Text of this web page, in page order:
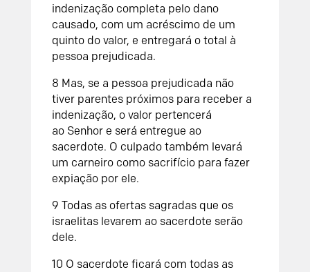
indenização completa pelo dano
causado, com um acréscimo de um
quinto do valor, e entregará o total à
pessoa prejudicada.
8 Mas, se a pessoa prejudicada não
tiver parentes próximos para receber a
indenização, o valor pertencerá
ao Senhore será entregue ao
sacerdote. O culpado também levará
um carneiro como sacrifício para fazer
expiação por ele.
9 Todas as ofertas sagradas que os
israelitas levarem ao sacerdote serão
dele.
10 O sacerdote ficará com todas as